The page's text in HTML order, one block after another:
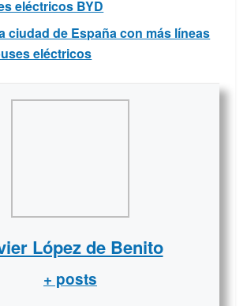
eléctricos BYD
ciudad de España con más líneas
eléctricos
López de Benito
+ posts